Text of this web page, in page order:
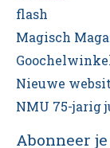
flash
Magisch
Nieuwe
NMU 75-jarig
Abonneer